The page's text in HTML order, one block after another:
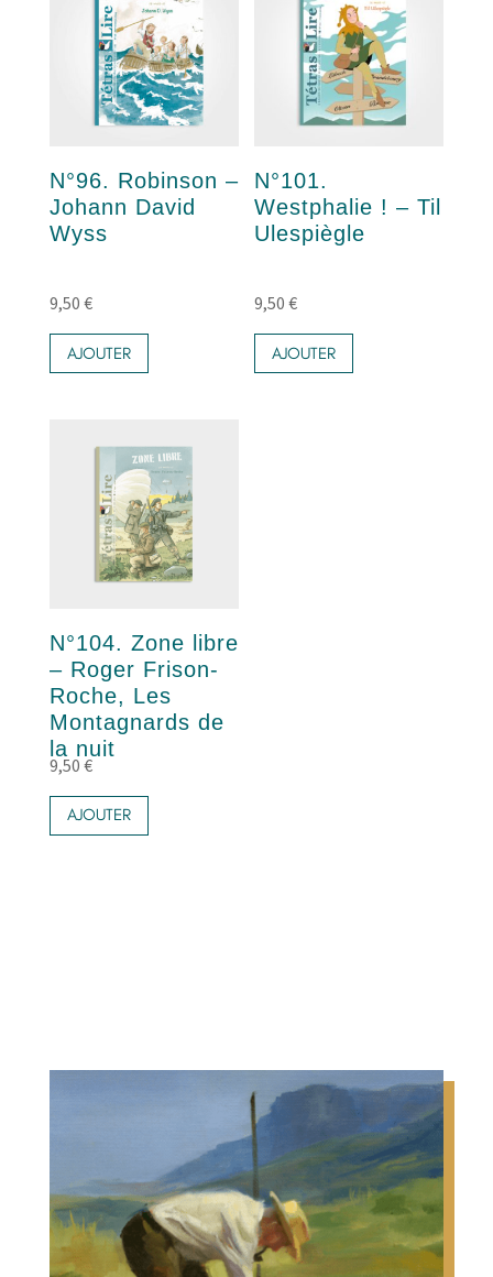
N°96. Robinson –
Johann David
Wyss
9,50 €
AJOUTER
N°101.
Westphalie ! – Til
Ulespiègle
9,50€
AJOUTER
N°104. Zone libre
– Roger Frison-
Roche, Les
Montagnards de
la nuit
9,50 €
AJOUTER